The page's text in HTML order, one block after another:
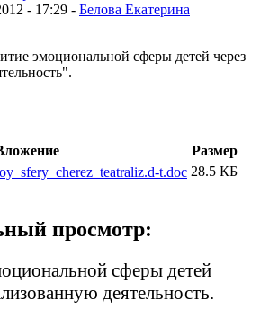
- 17:29 - Белова Екатерина
эмоциональной сферы детей через
Размер
t.doc 28.5 КБ
просмотр:
сферы детей
деятельность.